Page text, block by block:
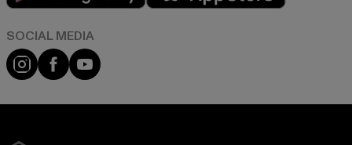
Instagram
FacebookYouTube